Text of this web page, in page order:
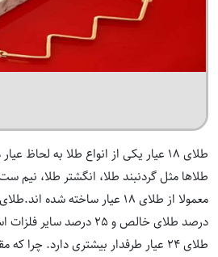
طلای 18 عیار یکی از انواع طلا به لحاظ
طلاها مثلگردنبند طلا، انگشتر طلا، نیم
درصد طلای خالص و 25 درصد
طلای 24 عیار طرفدار بیشتری دارد.